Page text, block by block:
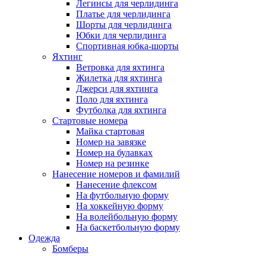
Легинсы для черлидинга
Платье для черлидинга
Шорты для черлидинга
Юбки для черлидинга
Спортивная юбка-шорты
Яхтинг
Ветровка для яхтинга
Жилетка для яхтинга
Джерси для яхтинга
Поло для яхтинга
Футболка для яхтинга
Стартовые номера
Майка стартовая
Номер на завязке
Номер на булавках
Номер на резинке
Нанесение номеров и фамилий
Нанесение флексом
На футбольную форму
На хоккейную форму
На волейбольную форму
На баскетбольную форму
Одежда
Бомберы